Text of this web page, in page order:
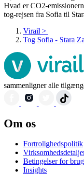
Hvad er CO2-
tog-rejsen fra Sofia til
Virail >
Tog Sofia - Stara
sammenligner alle
Om os
Fortrolighedspolitik
Betingelser for brug
Insights